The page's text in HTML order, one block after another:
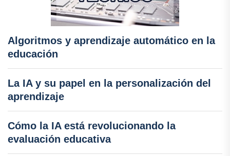
Algoritmos y aprendizaje automático en la
educación
La IA y su papel en la personalización del
aprendizaje
Cómo la IA está revolucionando la
evaluación educativa